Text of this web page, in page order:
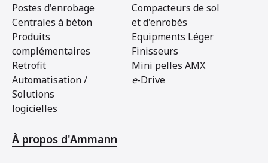
Postes d'enrobage
Centrales à béton
Produits
complémentaires
Retrofit
Automatisation /
Solutions
logicielles
Compacteurs de sol
et d'enrobés
Equipments Léger
Finisseurs
Mini pelles AMX
e-Drive
À propos d'Ammann